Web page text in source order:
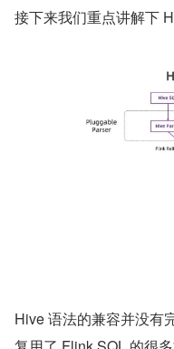
接下来我们重点讲解下
Hive 语法的兼容并没有